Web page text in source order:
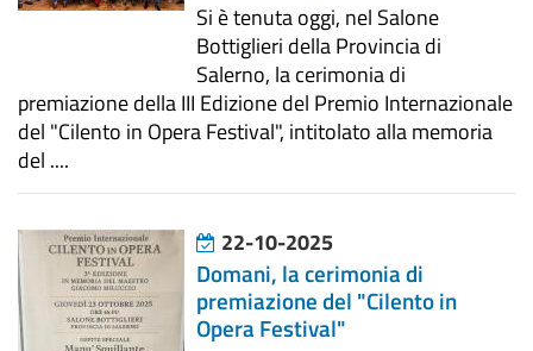
Si è tenuta oggi, nel Salone
Bottiglieri della Provincia di
Salerno, la cerimonia di
premiazione della III Edizione del Premio Internazionale
del "Cilento in Opera Festival", intitolato alla memoria
del ....
22-10-2025
Domani, la cerimonia di
premiazione del "Cilento in
Opera Festival"